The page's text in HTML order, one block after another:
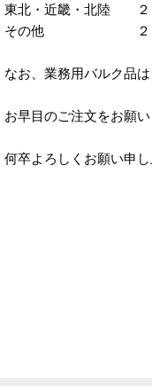
東北・近畿・北陸 ２
その他 ２５
なお、業務用バルク品
お早目のご注文をお願い
何卒よろしくお願い申